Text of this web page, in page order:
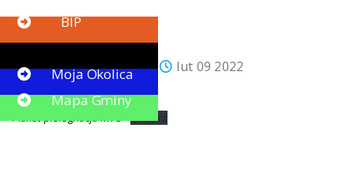
Paweł Truszczyński
lut 09 2022
Aktualności
Plakat-pielegnacja-MTO Pobierz
Button
BIP
Button
Moja Okolica
Mapa Gminy